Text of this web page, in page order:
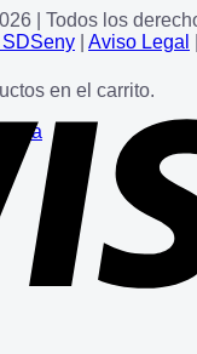
en el carrito.
| Todos los
Aviso Legal